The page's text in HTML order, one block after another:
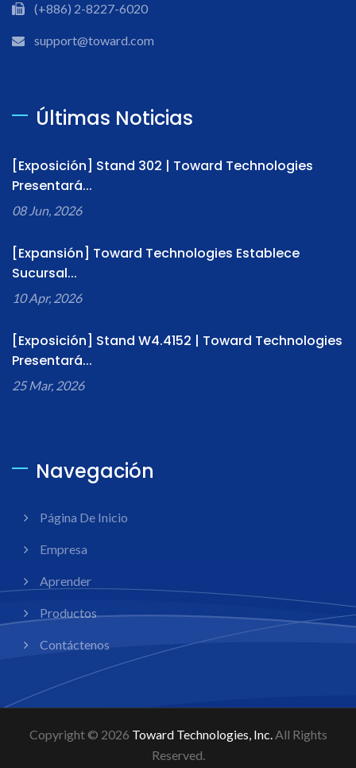
(+886) 2-8227-6020
support@toward.com
Últimas Noticias
[Exposición] Stand 302 | Toward Technologies
Presentará...
08 Jun, 2026
[Expansión] Toward Technologies Establece
Sucursal...
10 Apr, 2026
[Exposición] Stand W4.4152 | Toward Technologies
Presentará...
25 Mar, 2026
Navegación
Página De Inicio
Empresa
Aprender
Productos
Contáctenos
Copyright © 2026 Toward Technologies, Inc.All Rights
Reserved.